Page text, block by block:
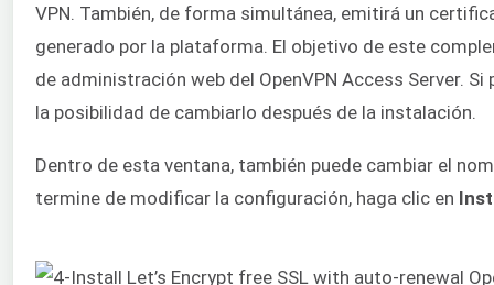
VPN. También, de forma simultánea, emitirá un
generado por la plataforma. El objetivo de este
de administración web del OpenVPN Access Server.
la posibilidad de cambiarlo después de la instalación.
Dentro de esta ventana, también puede cambiar el
termine de modificar la configuración, haga clic en